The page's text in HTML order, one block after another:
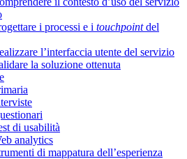
i processi e i touchpointdel
l’interfaccia utente del servizio
la soluzione ottenuta
di usabilità
analytics
di mappatura dell’esperienza